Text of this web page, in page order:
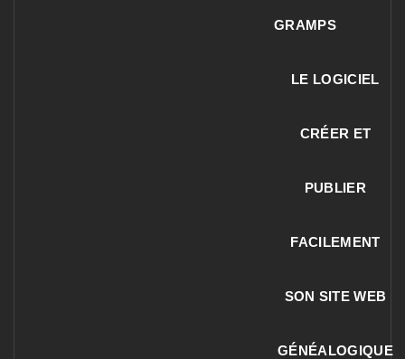
GRAMPS
LE LOGICIEL
CRÉER ET
PUBLIER
FACILEMENT
SON SITE WEB
GÉNÉALOGIQUE